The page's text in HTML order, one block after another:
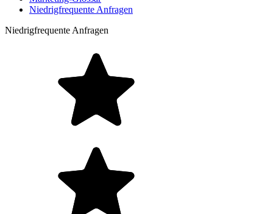
Niedrigfrequente Anfragen
Niedrigfrequente Anfragen